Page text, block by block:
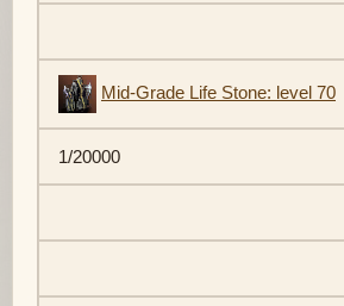
Mid-Grade Life Stone: level 70
1/20000